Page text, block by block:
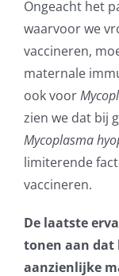
Ongeacht het
waarvoor we
vaccineren,
maternale
ook voor
zien we dat bij
Mycoplasma
limiterende
vaccineren.
De laatste
tonen aan dat
aanzienlijke